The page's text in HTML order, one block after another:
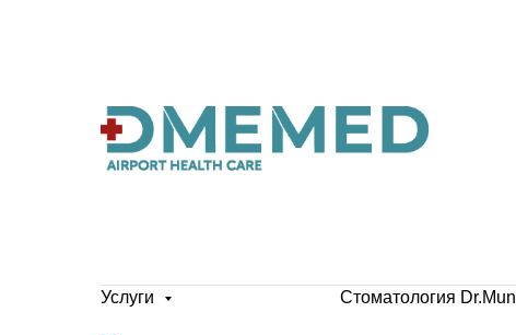
Услуги Стоматология Dr.Mun